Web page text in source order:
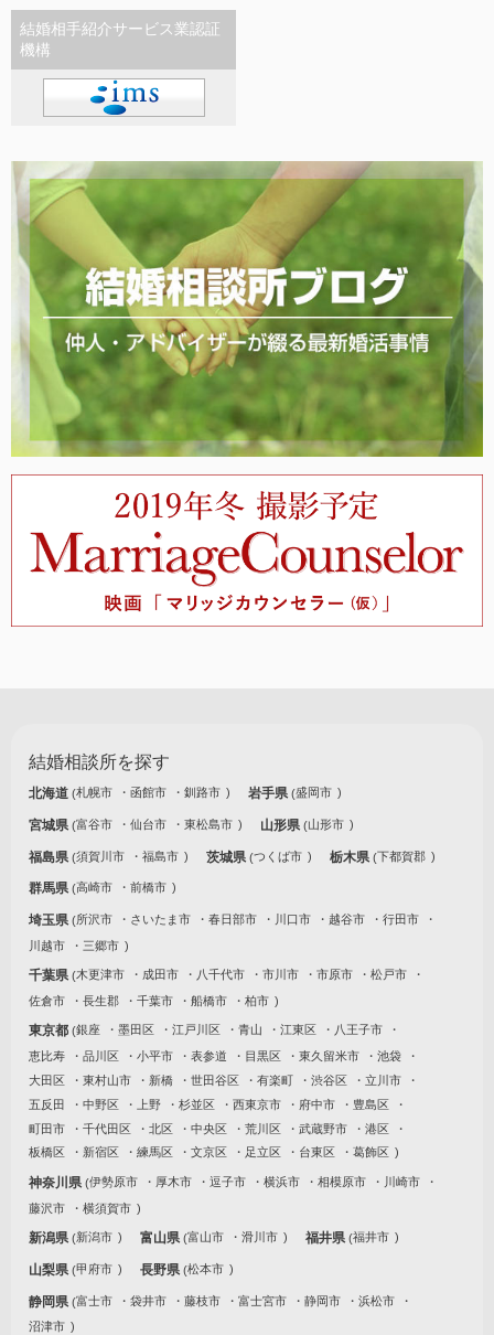
結婚相手紹介サービス業認証
機構
結婚相談所を探す
北海道 札幌市 函館市 釧路市 岩手県 盛岡市
宮城県 富谷市 仙台市 東松島市 山形県 山形市
福島県 須賀川市 福島市 茨城県 つくば市 栃木県 下都賀郡
群馬県 高崎市 前橋市
埼玉県 所沢市 さいたま市 春日部市 川口市 越谷市
行田市
川越市
三郷市
千葉県 木更津市 成田市 八千代市 市川市 市原市
松戸市
佐倉市
長生郡 千葉市 船橋市 柏市
東京都 銀座 墨田区 江戸川区 青山 江東区
八王子市
恵比寿
品川区 小平市 表参道 目黒区 東久留米市
池袋
大田区
東村山市 新橋 世田谷区 有楽町 渋谷区
立川市
五反田
中野区 上野 杉並区 西東京市 府中市
豊島区
町田市
千代田区 北区 中央区 荒川区 武蔵野市
港区
板橋区
新宿区 練馬区 文京区 足立区 台東区 葛飾区
神奈川県 伊勢原市 厚木市 逗子市 横浜市 相模原市
川崎市
藤沢市
横須賀市
新潟県 新潟市 富山県 富山市 滑川市 福井県 福井市
山梨県 甲府市 長野県 松本市
静岡県 富士市 袋井市 藤枝市 富士宮市 静岡市
浜松市
沼津市